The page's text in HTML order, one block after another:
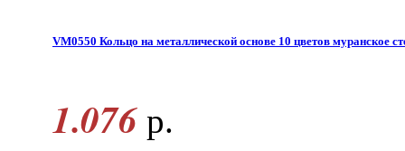
VM0550 Кольцо на металлической основе 10 цветов муранское
1.076 р.